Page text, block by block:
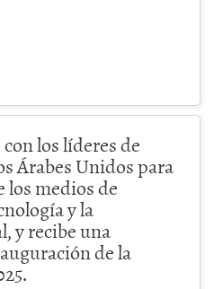
los líderes de
Árabes Unidos para
medios de
y la
y recibe una
de la